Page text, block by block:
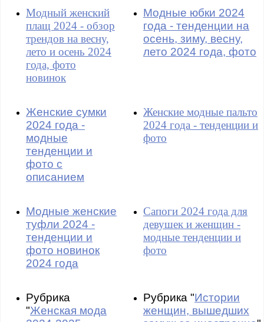
Модный женский
плащ 2024 - обзор
трендов на весну,
лето и осень 2024
года, фото
новинок
Модные юбки 2024
года - тенденции на
осень, зиму, весну,
лето 2024 года, фото
Женские сумки
2024 года -
модные
тенденции и
фото с
описанием
Женские модные пальто
2024 года - тенденции и
фото
Модные женские
туфли 2024 -
тенденции и
фото новинок
2024 года
Сапоги 2024 года для
девушек и женщин -
модные тенденции и
фото
Рубрика
"Женская мода
Рубрика "Истории
женщин, вышедших